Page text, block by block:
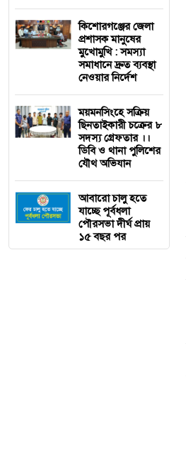
কি‌শোরগঞ্জের জেলা
প্রশাসক মানুষের
মুখোমুখি : সমস্যা
সমাধানে দ্রুত ব্যবস্থা
নেওয়ার নির্দেশ
ময়মন‌সিং‌হে সক্রিয়
ছিনতাইকারী চক্রের ৮
সদস্য গ্রেফতার ।।
ডিবি ও থানা পুলিশের
যৌথ অভিযান
আবারো চালু হতে
যাচ্ছে পূর্বধলা
পৌরসভা দীর্ঘ প্রায়
১৫ বছর পর